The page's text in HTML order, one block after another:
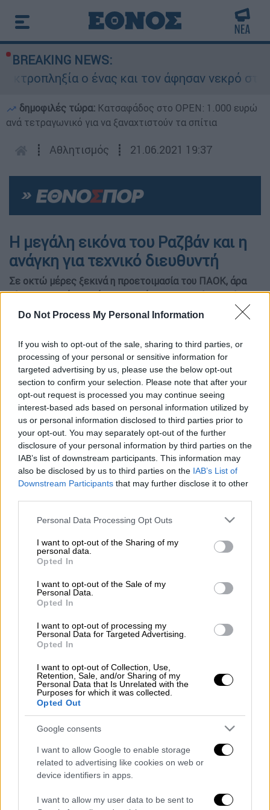
Do Not Process My Personal Information
If you wish to opt-out of the sale, sharing to third parties, or
processing of your personal or sensitive information for
targeted advertising by us, please use the below opt-out
section to confirm your selection. Please note that after your
opt-out request is processed you may continue seeing
interest-based ads based on personal information utilized by
us or personal information disclosed to third parties prior to
your opt-out. You may separately opt-out of the further
disclosure of your personal information by third parties on the
IAB’s list of downstream participants. This information may
also be disclosed by us to third parties on the IAB’s List of
Downstream Participants that may further disclose it to other
Please note that this website/app uses one or more Google
not limited to your visit or usage behaviour. You may click to
grant or deny consent to Google and its third-party tags to
use your data for below specified purposes in below Google
consent section.
Personal Data Processing Opt Outs
I want to opt-out of the Sharing of my
personal data.
Opted In
I want to opt-out of the Sale of my
Personal Data.
Opted In
I want to opt-out of processing my
Personal Data for Targeted Advertising.
Opted In
I want to opt-out of Collection, Use,
Retention, Sale, and/or Sharing of my
Personal Data that Is Unrelated with the
Purposes for which it was collected.
Opted Out
Google consents
I want to allow Google to enable storage
related to advertising like cookies on web or
device identifiers in apps.
I want to allow my user data to be sent to
BREAKING NEWS:
ο ένας και τον άφησαν νεκρό στο
δημοφιλές τώρα: Κατσαφάδος στο OPEN: 1.000 ευρώ
ανά τετραγωνικό για να ξαναχτιστούν τα σπίτια
┋ Αθλητισμός ┋ 21.06.2021 19:37
Η μεγάλη εικόνα του Ραζβάν και η
ανάγκη για τεχνικό διευθυντή
Σε οκτώ μέρες ξεκινά η προετοιμασία του ΠΑΟΚ, άρα
είμαστε σε θέση να έχουμε εικόνα, για το πώς θα είναι
διαμορφωμένη η ομάδα
Photo Credits: Intime
Έχουμε μπει στη τελική ευθεία για την
έναρξη της σεζόν και υπάρχει μία εικόνα της
ομάδας. Μία εικόνα που μέχρι 31 Αυγούστου
εκτιμώ πως δε θα έχει παρά ελάχιστη σχέση
με αυτή...
Διαβάστε περισσότερα στο
Διαβάστε ακόμη
«Κλειδί» η ιατροδικαστική για τον 90χρονο
που έκρυβε ο γιος του στον καταψύκτη -
«Τον αγαπούσε παθολογικά»
Άνω Λιόσια: Πήγαν να κλέψουν καλώδια,